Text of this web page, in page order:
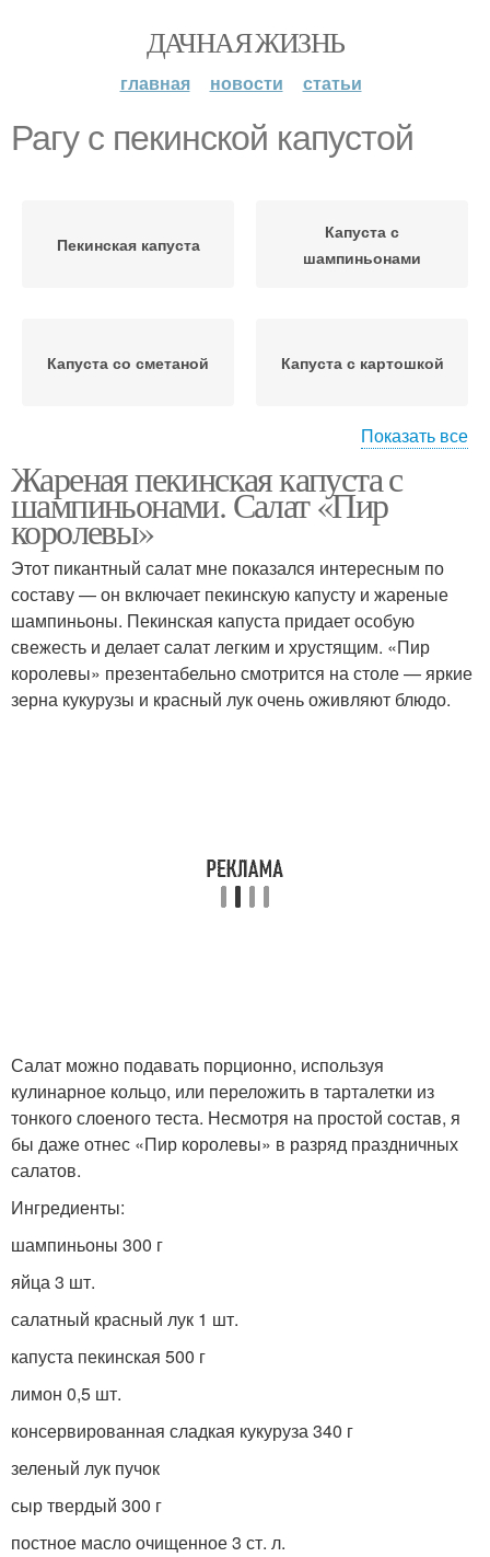
ДАЧНАЯ ЖИЗНЬ
главная новости статьи
Рагу с пекинской капустой
Пекинская капуста
Капуста с
шампиньонами
Капуста со сметаной Капуста с картошкой
Рагу с картошкой Капуста с курицей
Капуста с мясом Капуста с кабачком
Капуста с сосисками
Блюда из пекинской
капусты
Рагу из говядины
Обычная капуста
капустой
Капуста с рисом
Показать все
Жареная пекинская капуста с
шампиньонами. Салат «Пир
королевы»
Этот пикантный салат мне показался интересным по
составу — он включает пекинскую капусту и жареные
шампиньоны. Пекинская капуста придает особую
свежесть и делает салат легким и хрустящим. «Пир
королевы» презентабельно смотрится на столе — яркие
зерна кукурузы и красный лук очень оживляют блюдо.
Салат можно подавать порционно, используя
кулинарное кольцо, или переложить в тарталетки из
тонкого слоеного теста. Несмотря на простой состав, я
бы даже отнес «Пир королевы» в разряд праздничных
салатов.
Ингредиенты:
шампиньоны 300 г
яйца 3 шт.
салатный красный лук 1 шт.
капуста пекинская 500 г
лимон 0,5 шт.
консервированная сладкая кукуруза 340 г
зеленый лук пучок
сыр твердый 300 г
постное масло очищенное 3 ст. л.